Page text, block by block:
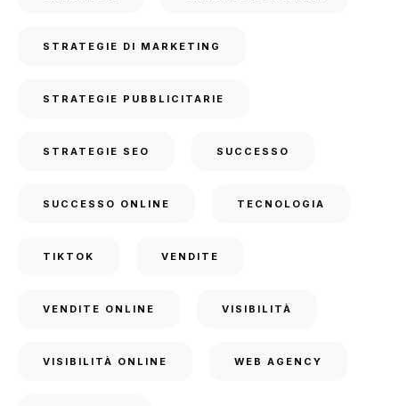
STRATEGIE DI MARKETING
STRATEGIE PUBBLICITARIE
STRATEGIE SEO SUCCESSO
SUCCESSO ONLINE TECNOLOGIA
TIKTOK VENDITE
VENDITE ONLINE VISIBILITÀ
VISIBILITÀ ONLINE WEB AGENCY